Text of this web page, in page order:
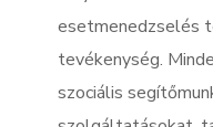
esetmenedzselés
tevékenység.
szociális